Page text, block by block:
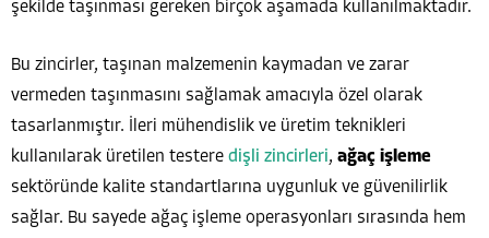
şekilde taşınması gereken birçok aşamada kullanılmaktadır.
Bu zincirler, taşınan malzemenin kaymadan ve zarar
vermeden taşınmasını sağlamak amacıyla özel olarak
tasarlanmıştır. İleri mühendislik ve üretim teknikleri
kullanılarak üretilen testere dişli zincirleri, ağaç işleme
sektöründe kalite standartlarına uygunluk ve güvenilirlik
sağlar. Bu sayede ağaç işleme operasyonları sırasında hem